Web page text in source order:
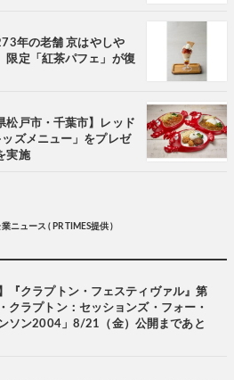
年の老舗 京はやしや
限定「紅茶パフェ」が復
松戸市・千葉市】レッド
ズメニュー」をプレゼ
実施
ニュース ( PR TIMES提供 )
『クラプトン・フェスティヴァル』第
クラプトン：セッションズ・フォー・
ソン2004」8/21（金）公開まであと